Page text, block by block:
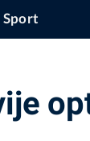
Sport